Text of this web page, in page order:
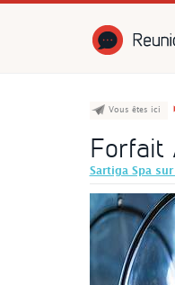
Vous êtes ici
Forfait
Sartiga Spa sur